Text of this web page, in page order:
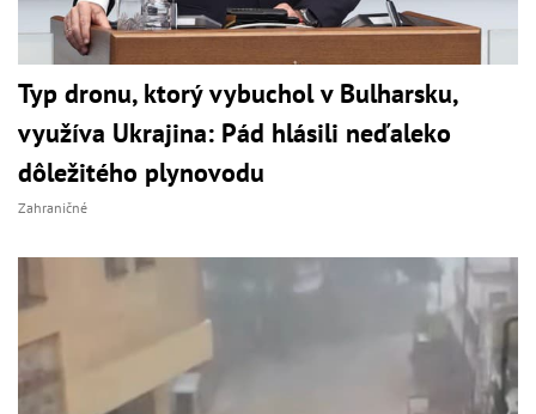
Typ dronu, ktorý vybuchol v Bulharsku,
využíva Ukrajina: Pád hlásili neďaleko
dôležitého plynovodu
Zahraničné